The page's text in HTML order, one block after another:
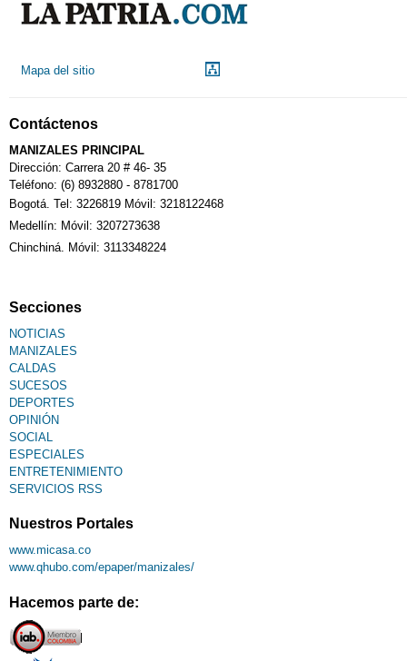
Mapa del sitio
Contáctenos
MANIZALES PRINCIPAL
Dirección: Carrera 20 # 46- 35
Teléfono: (6) 8932880 - 8781700
Bogotá. Tel: 3226819 Móvil: 3218122468
Medellín: Móvil: 3207273638
Chinchiná. Móvil: 3113348224
Secciones
NOTICIAS
MANIZALES
CALDAS
SUCESOS
DEPORTES
OPINIÓN
SOCIAL
ESPECIALES
ENTRETENIMIENTO
SERVICIOS RSS
Nuestros Portales
www.micasa.co
www.qhubo.com/epaper/manizales/
Hacemos parte de: